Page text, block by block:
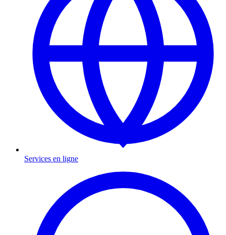
Services en ligne